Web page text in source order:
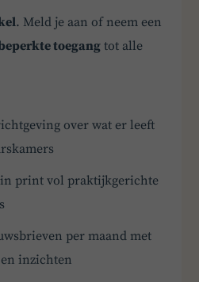
. Meld je aan of neem een
toegang tot alle
over wat er leeft
print vol praktijkgerichte
per maand met
inzichten
goed bestuur? Stel